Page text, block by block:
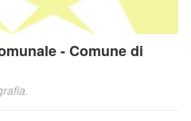
- Comune di